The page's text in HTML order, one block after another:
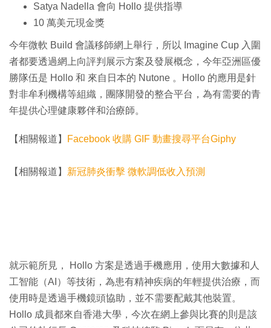
Satya Nadella 會向 Hollo 提供指導
10 萬美元現金獎
今年微軟 Build 會議移師網上舉行，所以 Imagine Cup 入圍
者都要透過網上向評判展示方案及發展概念，今年亞洲區優
勝隊伍是 Hollo 和 來自日本的 Nutone 。Hollo 的應用是針
對非牟利機構等組織，團隊開發的整合平台，為有需要的青
年提供心理健康夥伴和治療師。
【相關報道】 Facebook 收購 GIF 動畫搜尋平台Giphy
【相關報道】 新冠肺炎衝擊 微軟調低收入預測
就示範所見， Hollo 方案是透過手機應用，使用大數據和人
工智能（AI）等技術，為患有精神疾病的年輕提供治療，而
使用時是透過手機鏡頭協助，並不需要配戴其他裝置。
Hollo 成員都來自香港大學，今次在網上參與比賽的則是該